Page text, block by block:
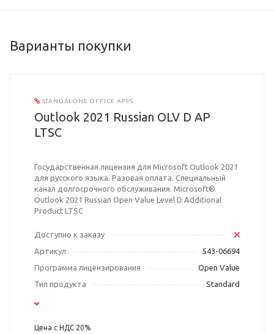
Варианты покупки
STANDALONE OFFICE APPS
Outlook 2021 Russian OLV D AP
LTSC
Государственная лицензия для Microsoft Outlook 2021
для русского языка. Разовая оплата. Специальный
канал долгосрочного обслуживания. Microsoft®
Outlook 2021 Russian Open Value Level D Additional
Product LTSC
Доступно к заказу
Артикул
543-06694
Программа лицензирования
Open Value
Тип продукта
Standard
Цена с НДС 20%